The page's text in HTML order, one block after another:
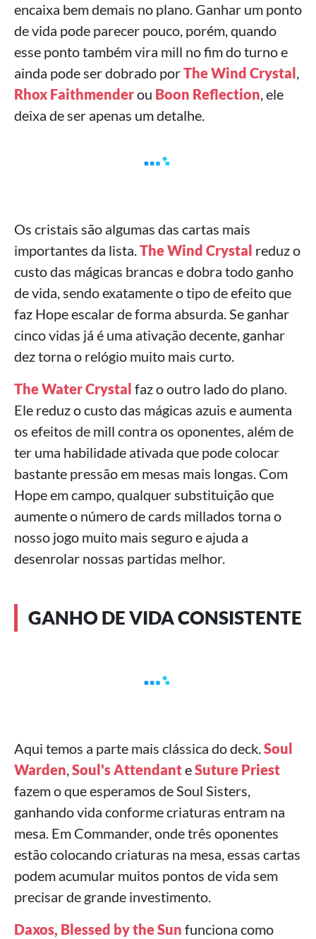
encaixa bem demais no plano. Ganhar um ponto
de vida pode parecer pouco, porém, quando
esse ponto também vira mill no fim do turno e
ainda pode ser dobrado porThe Wind Crystal,
Rhox Faithmenderou Boon Reflection, ele
deixa de ser apenas um detalhe.
Os cristais são algumas das cartas mais
importantes da lista.The Wind Crystal reduz o
custo das mágicas brancas e dobra todo ganho
de vida, sendo exatamente o tipo de efeito que
faz Hope escalar de forma absurda. Se ganhar
cinco vidas já é uma ativação decente, ganhar
dez torna o relógio muito mais curto.
The Water Crystal faz o outro lado do plano.
Ele reduz o custo das mágicas azuis e aumenta
os efeitos de mill contra os oponentes, além de
ter uma habilidade ativada que pode colocar
bastante pressão em mesas mais longas. Com
Hope em campo, qualquer substituição que
aumente o número de cards millados torna o
nosso jogo muito mais seguro e ajuda a
desenrolar nossas partidas melhor.
GANHO DE VIDA CONSISTENTE
Aqui temos a parte mais clássica do deck.Soul
Warden,Soul's AttendanteSuture Priest
fazem o que esperamos de Soul Sisters,
ganhando vida conforme criaturas entram na
mesa. Em Commander, onde três oponentes
estão colocando criaturas na mesa, essas cartas
podem acumular muitos pontos de vida sem
precisar de grande investimento.
Daxos, Blessed by the Sun funciona como